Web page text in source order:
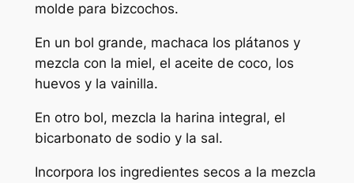
molde para bizcochos.
En un bol grande, machaca los plátanos y
mezcla con la miel, el aceite de coco, los
huevos y la vainilla.
En otro bol, mezcla la harina integral, el
bicarbonato de sodio y la sal.
Incorpora los ingredientes secos a la mezcla